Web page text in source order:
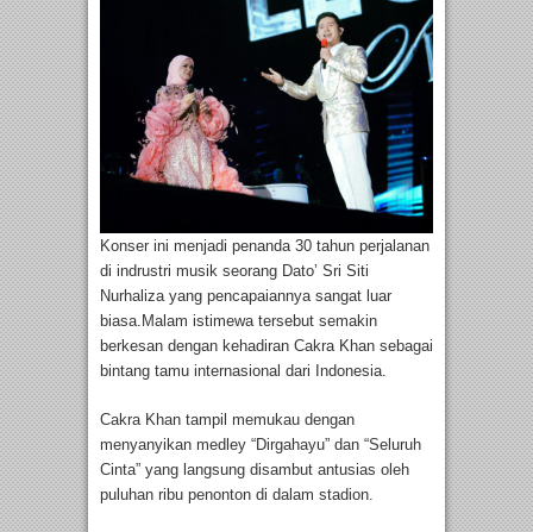
Konser ini menjadi penanda 30 tahun perjalanan
di indrustri musik seorang Dato’ Sri Siti
Nurhaliza yang pencapaiannya sangat luar
biasa.Malam istimewa tersebut semakin
berkesan dengan kehadiran Cakra Khan sebagai
bintang tamu internasional dari Indonesia.
Cakra Khan tampil memukau dengan
menyanyikan medley “Dirgahayu” dan “Seluruh
Cinta” yang langsung disambut antusias oleh
puluhan ribu penonton di dalam stadion.